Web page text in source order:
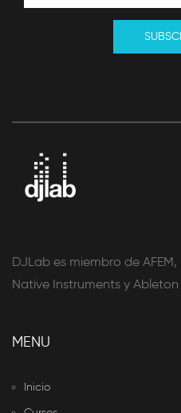
DJLab es miembro de
Native Instruments y
MENU
Inicio